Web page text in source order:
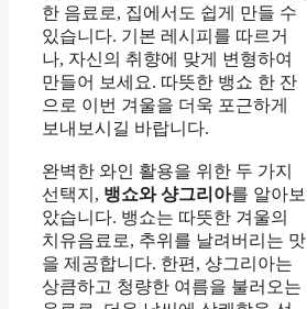
한 음료로, 집에서도 쉽게 만들 수
있습니다. 기본 레시피를 따르거
나, 자신의 취향에 맞게 변형하여
만들어 보세요. 따뜻한 뱅쇼 한 잔
으로 이번 겨울을 더욱 포근하게
보내보시길 바랍니다.
완벽한 와인 활용을 위한 두 가지
선택지, 뱅쇼와 샹그리아를 알아보
았습니다. 뱅쇼는 따뜻한 겨울의
치유음료로, 추위를 날려버리는 맛
을 제공합니다. 한편, 샹그리아는
상큼하고 청량한 여름을 불러오는